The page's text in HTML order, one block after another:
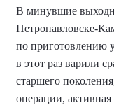
В минувшие
Петропавловске-
по приготовлению
в этот раз варили
старшего
операции,